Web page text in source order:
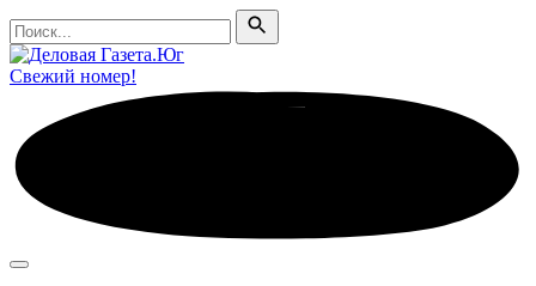
Поиск
Поиск
Свежий номер!